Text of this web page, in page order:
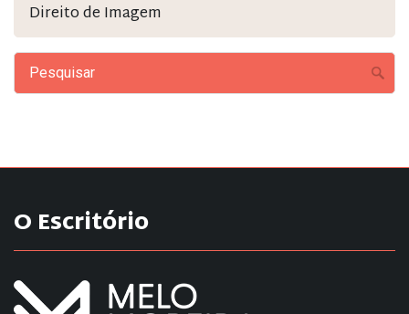
Direito de Imagem
O Escritório